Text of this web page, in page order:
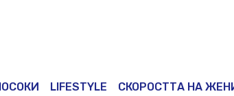
LIFESTYLE СКОРОСТТА НА